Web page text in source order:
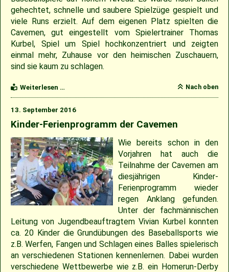
gehechtet, schnelle und saubere Spielzüge gespielt und
viele Runs erzielt. Auf dem eigenen Platz spielten die
Cavemen, gut eingestellt vom Spielertrainer Thomas
Kurbel, Spiel um Spiel hochkonzentriert und zeigten
einmal mehr, Zuhause vor den heimischen Zuschauern,
sind sie kaum zu schlagen.
Weiterlesen …
Cavemen
Nach oben
13. September 2016
Kinder-Ferienprogramm der Cavemen
Wie bereits schon in den
Vorjahren hat auch die
Teilnahme der Cavemen am
diesjährigen Kinder-
Ferienprogramm wieder
regen Anklang gefunden.
Unter der fachmännischen
Leitung von Jugendbeauftragtem Vivian Kurbel konnten
ca. 20 Kinder die Grundübungen des Baseballsports wie
z.B. Werfen, Fangen und Schlagen eines Balles spielerisch
an verschiedenen Stationen kennenlernen. Dabei wurden
verschiedene Wettbewerbe wie z.B. ein Homerun-Derby